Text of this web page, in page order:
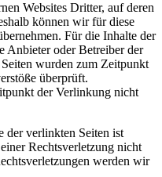
Websites Dritter, auf deren
können wir für diese
Für die Inhalte der
Anbieter oder Betreiber der
wurden zum Zeitpunkt
überprüft.
der Verlinkung nicht
der verlinkten Seiten ist
Rechtsverletzung nicht
werden wir